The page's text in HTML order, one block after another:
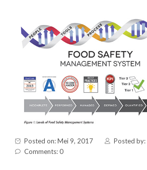
Posted on: Mei 9, 2017 Posted by:
Comments: 0